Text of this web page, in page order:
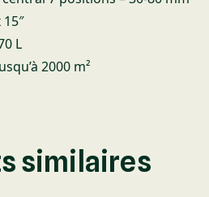
15″
L
2000 m²
similaires